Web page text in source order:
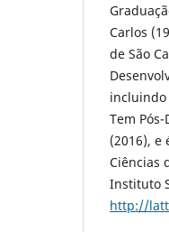
Carlos
de São
incluindo
Tem
(2016), e
Ciências
Instituto
http://